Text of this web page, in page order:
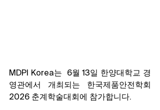
MDPI Korea는  6월 13일 한양대학교 경
영관에서 개최되는 한국제품안전학회
2026 춘계학술대회에 참가합니다.